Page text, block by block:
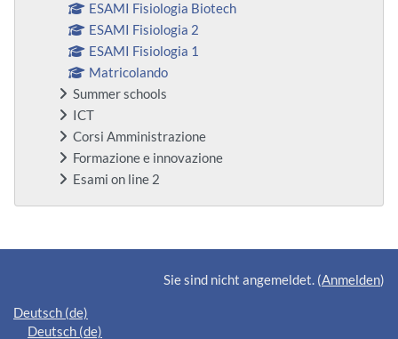
ESAMI Fisiologia Biotech
ESAMI Fisiologia 2
ESAMI Fisiologia 1
Matricolando
Summer schools
ICT
Corsi Amministrazione
Formazione e innovazione
Esami on line 2
Ergänzungsblöcke
Sie sind nicht angemeldet. (Anmelden)
Deutsch ‎(de)‎
Deutsch ‎(de)‎